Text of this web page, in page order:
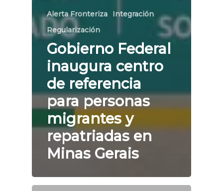
Alerta Fronteriza
Integración
Regularización
Gobierno Federal
inaugura centro
de referencia
para personas
migrantes y
repatriadas en
Minas Gerais